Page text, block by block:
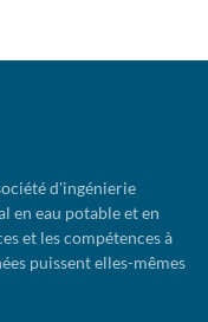
d'ingénierie
en eau potable et en
et les compétences à
puissent elles-mêmes